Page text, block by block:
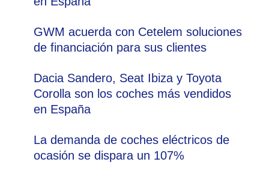
GWM acuerda con Cetelem soluciones
de financiación para sus clientes
Dacia Sandero, Seat Ibiza y Toyota
Corolla son los coches más vendidos
en España
La demanda de coches eléctricos de
ocasión se dispara un 107%